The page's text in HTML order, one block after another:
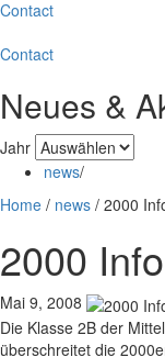
Contact
Contact
Neues &
Jahr
news/
Home / news / 2000
2000
Mai 9, 2008
Die Klasse 2B der
überschreitet die